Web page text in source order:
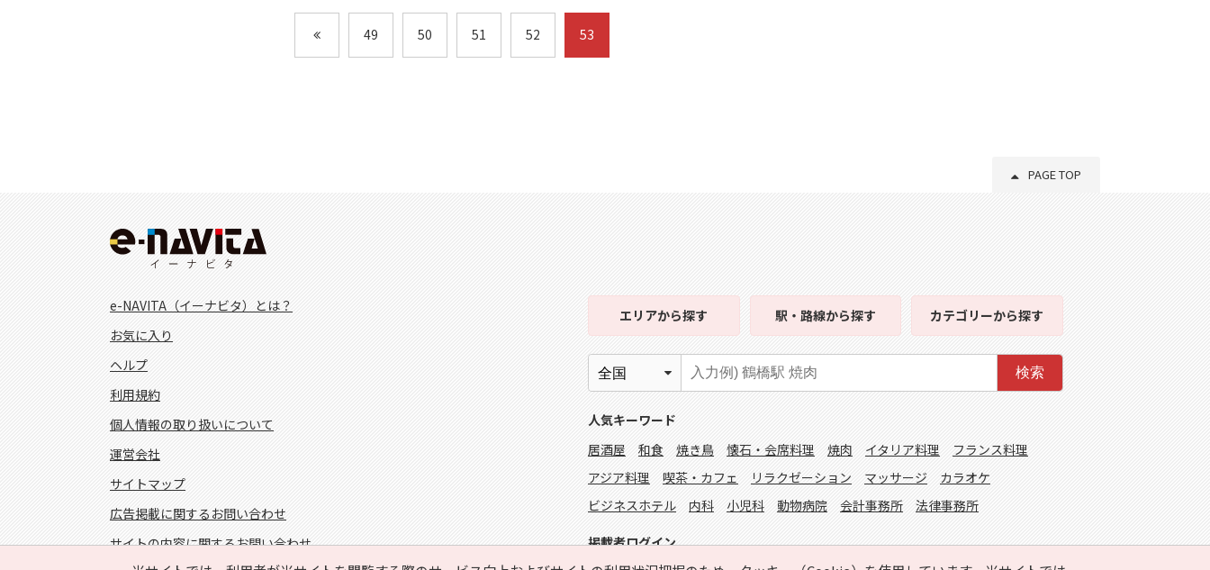
49 50 51 52 53
PAGE TOP
e-NAVITA（イーナビタ）とは？
お気に入り
ヘルプ
利用規約
個人情報の取り扱いについて
運営会社
サイトマップ
広告掲載に関するお問い合わせ
サイトの内容に関するお問い合わせ
エリアから探す 駅・路線から探す カテゴリーから探す
検索
人気キーワード
居酒屋
和食 焼き鳥 懐石・会席料理 焼肉 イタリア料理
フランス料理
アジア料理
喫茶・カフェ リラクゼーション マッサージ
カラオケ
ビジネスホテル
内科 小児科 動物病院 会計事務所 法律事務所
掲載者ログイン